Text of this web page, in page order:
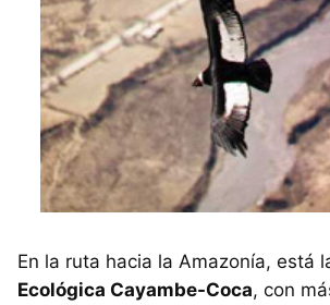
En la ruta hacia la Amazonía, está
Ecológica Cayambe-Coca, con